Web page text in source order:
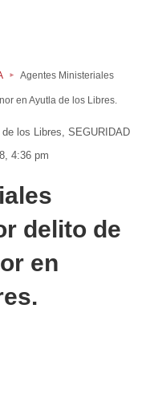
Agentes Ministeriales
en Ayutla de los Libres.
los Libres SEGURIDAD
4:36 pm
delito de
en